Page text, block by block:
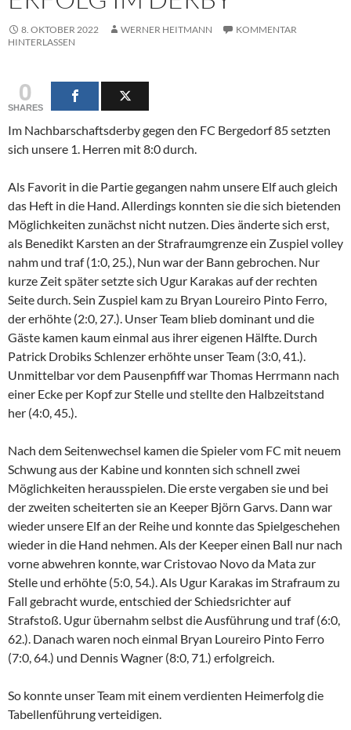
8. OKTOBER 2022 WERNER HEITMANN
KOMMENTAR
HINTERLASSEN
0
SHARES
Im Nachbarschaftsderby gegen den FC Bergedorf 85 setzten
sich unsere 1. Herren mit 8:0 durch.
Als Favorit in die Partie gegangen nahm unsere Elf auch gleich
das Heft in die Hand. Allerdings konnten sie die sich bietenden
Möglichkeiten zunächst nicht nutzen. Dies änderte sich erst,
als Benedikt Karsten an der Strafraumgrenze ein Zuspiel volley
nahm und traf (1:0, 25.), Nun war der Bann gebrochen. Nur
kurze Zeit später setzte sich Ugur Karakas auf der rechten
Seite durch. Sein Zuspiel kam zu Bryan Loureiro Pinto Ferro,
der erhöhte (2:0, 27.). Unser Team blieb dominant und die
Gäste kamen kaum einmal aus ihrer eigenen Hälfte. Durch
Patrick Drobiks Schlenzer erhöhte unser Team (3:0, 41.).
Unmittelbar vor dem Pausenpfiff war Thomas Herrmann nach
einer Ecke per Kopf zur Stelle und stellte den Halbzeitstand
her (4:0, 45.).
Nach dem Seitenwechsel kamen die Spieler vom FC mit neuem
Schwung aus der Kabine und konnten sich schnell zwei
Möglichkeiten herausspielen. Die erste vergaben sie und bei
der zweiten scheiterten sie an Keeper Björn Garvs. Dann war
wieder unsere Elf an der Reihe und konnte das Spielgeschehen
wieder in die Hand nehmen. Als der Keeper einen Ball nur nach
vorne abwehren konnte, war Cristovao Novo da Mata zur
Stelle und erhöhte (5:0, 54.). Als Ugur Karakas im Strafraum zu
Fall gebracht wurde, entschied der Schiedsrichter auf
Strafstoß. Ugur übernahm selbst die Ausführung und traf (6:0,
62.). Danach waren noch einmal Bryan Loureiro Pinto Ferro
(7:0, 64.) und Dennis Wagner (8:0, 71.) erfolgreich.
So konnte unser Team mit einem verdienten Heimerfolg die
Tabellenführung verteidigen.